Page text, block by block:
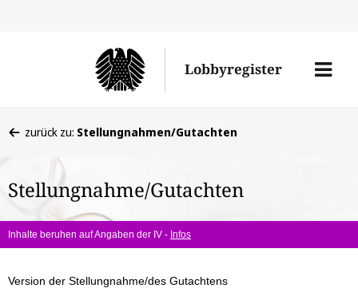
Lobbyregister
Menü
befinden
hier:
zurück zu: Stellungnahmen/Gutachten
Stellungnahme/Gutachten
Inhalte beruhen auf Angaben der IV - Infos
Version der Stellungnahme/des Gutachtens